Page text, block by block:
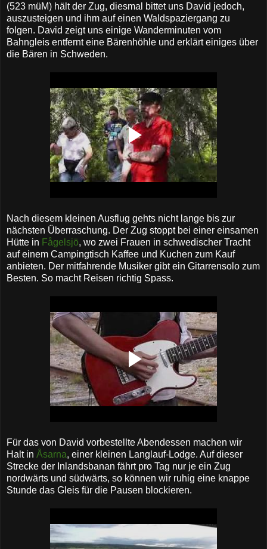
(523 müM) hält der Zug, diesmal bittet uns David jedoch,
auszusteigen und ihm auf einen Waldspaziergang zu
folgen. David zeigt uns einige Wanderminuten vom
Bahngleis entfernt eine Bärenhöhle und erklärt einiges über
die Bären in Schweden.
Nach diesem kleinen Ausflug gehts nicht lange bis zur
nächsten Überraschung. Der Zug stoppt bei einer einsamen
Hütte in Fågelsjö, wo zwei Frauen in schwedischer Tracht
auf einem Campingtisch Kaffee und Kuchen zum Kauf
anbieten. Der mitfahrende Musiker gibt ein Gitarrensolo zum
Besten. So macht Reisen richtig Spass.
Für das von David vorbestellte Abendessen machen wir
Halt in Åsarna, einer kleinen Langlauf-Lodge. Auf dieser
Strecke der Inlandsbanan fährt pro Tag nur je ein Zug
nordwärts und südwärts, so können wir ruhig eine knappe
Stunde das Gleis für die Pausen blockieren.